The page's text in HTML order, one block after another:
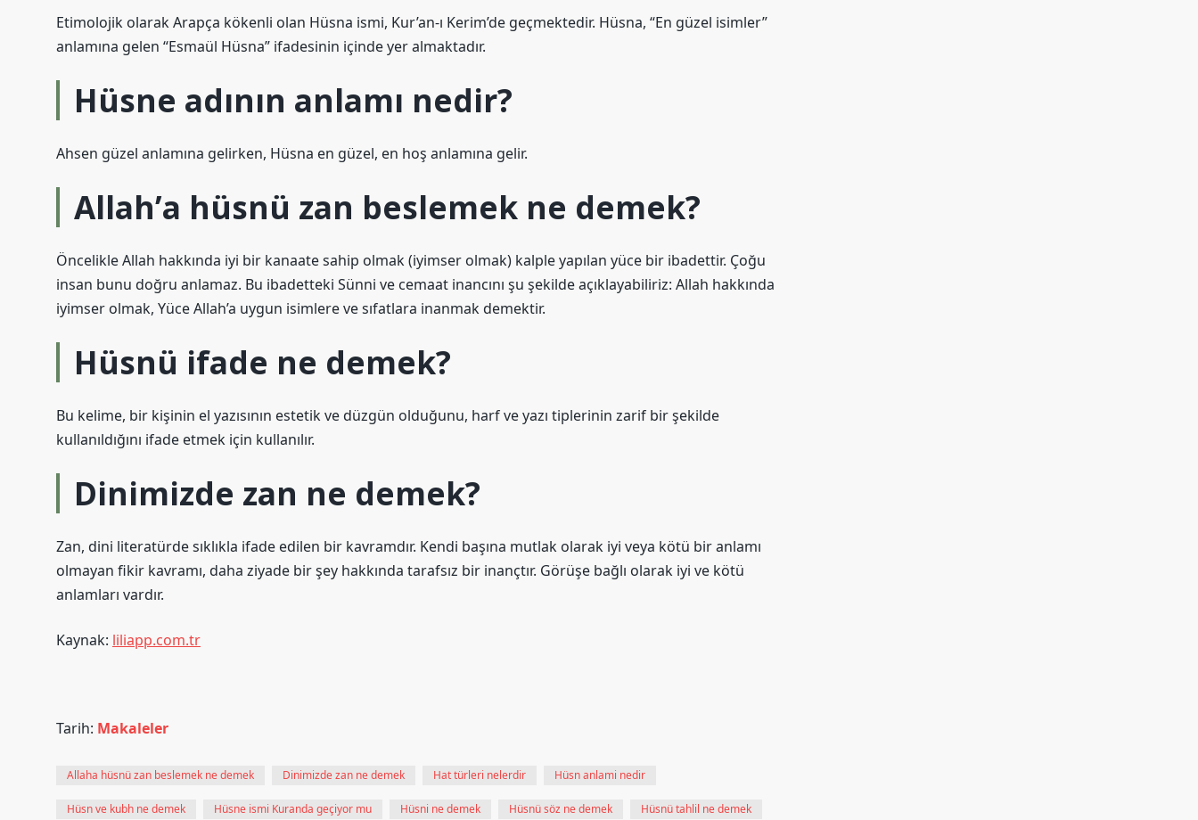
Etimolojik olarak Arapça kökenli olan Hüsna ismi, Kur’an-ı Kerim’de geçmektedir. Hüsna, “En güzel isimler”
anlamına gelen “Esmaül Hüsna” ifadesinin içinde yer almaktadır.
Hüsne adının anlamı nedir?
Ahsen güzel anlamına gelirken, Hüsna en güzel, en hoş anlamına gelir.
Allah’a hüsnü zan beslemek ne demek?
Öncelikle Allah hakkında iyi bir kanaate sahip olmak (iyimser olmak) kalple yapılan yüce bir ibadettir. Çoğu
insan bunu doğru anlamaz. Bu ibadetteki Sünni ve cemaat inancını şu şekilde açıklayabiliriz: Allah hakkında
iyimser olmak, Yüce Allah’a uygun isimlere ve sıfatlara inanmak demektir.
Hüsnü ifade ne demek?
Bu kelime, bir kişinin el yazısının estetik ve düzgün olduğunu, harf ve yazı tiplerinin zarif bir şekilde
kullanıldığını ifade etmek için kullanılır.
Dinimizde zan ne demek?
Zan, dini literatürde sıklıkla ifade edilen bir kavramdır. Kendi başına mutlak olarak iyi veya kötü bir anlamı
olmayan fikir kavramı, daha ziyade bir şey hakkında tarafsız bir inançtır. Görüşe bağlı olarak iyi ve kötü
anlamları vardır.
Kaynak: liliapp.com.tr
Tarih: Makaleler
Allaha hüsnü zan beslemek ne demek Dinimizde zan ne demek Hat türleri nelerdir Hüsn anlami nedir
Hüsn ve kubh ne demek Hüsne ismi Kuranda geçiyor mu Hüsni ne demek Hüsnü söz ne demek Hüsnü tahlil ne demek